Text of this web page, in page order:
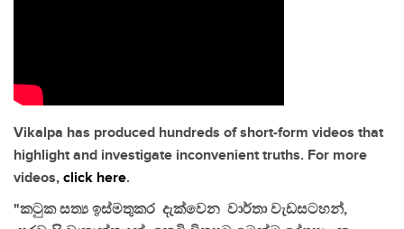
Vikalpa has produced hundreds of short-form videos that
highlight and investigate inconvenient truths. For more
videos, click here.
"කටුක සත්‍ය ඉස්මතුකර දැක්වෙන වාර්තා වැඩසටහන්,